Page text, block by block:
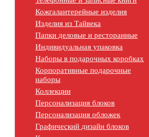
Кожгалантерейные изделия
Изделия из Тайвека
Папки деловые и ресторанные
Индивидуальная упаковка
Наборы в подарочных коробках
Корпоративные подарочные
наборы
Коллекции
Персонализация блоков
Персонализация обложек
Графический дизайн блоков